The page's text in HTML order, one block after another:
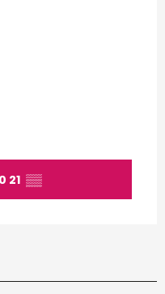
21 ▒▒